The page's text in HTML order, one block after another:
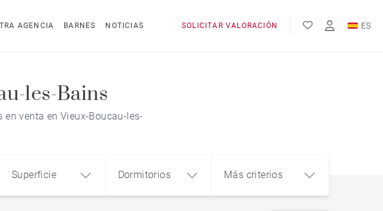
AGENCIA BARNES NOTICIAS SOLICITAR VALORACIÓN ES
EN
les-Bains
venta en Vieux-Boucau-les-
Superficie Dormitorios Más criterios